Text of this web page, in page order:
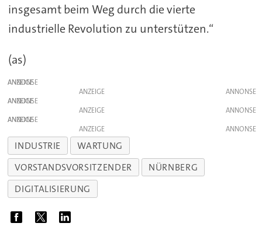
insgesamt beim Weg durch die vierte
industrielle Revolution zu unterstützen.“
(as)
ANZEIGE
ANZEIGE
ANZEIGE
ANZEIGE
ANZEIGE
ANZEIGE
INDUSTRIE
WARTUNG
VORSTANDSVORSITZENDER
NÜRNBERG
DIGITALISIERUNG